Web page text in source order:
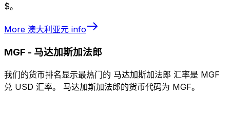
$。
More 澳大利亚元 info
MGF - 马达加斯加法郎
我们的货币排名显示最热门的 马达加斯加法郎 汇率是 MGF
兑 USD 汇率。 马达加斯加法郎的货币代码为 MGF。